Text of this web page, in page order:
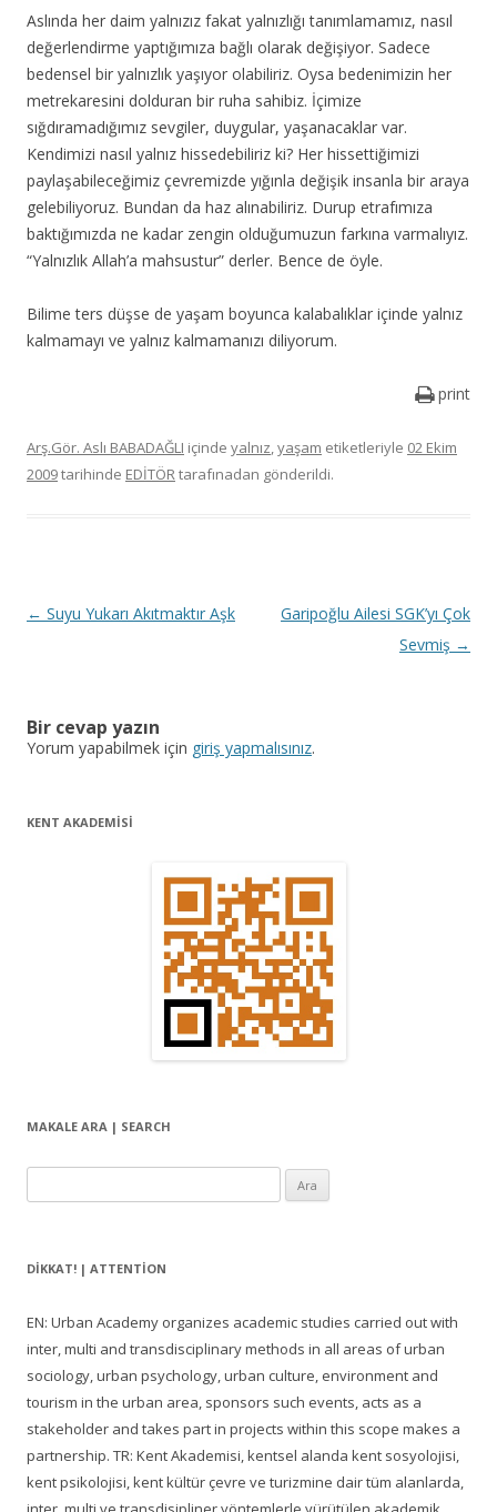
Aslında her daim yalnızız fakat yalnızlığı tanımlamamız, nasıl
değerlendirme yaptığımıza bağlı olarak değişiyor. Sadece
bedensel bir yalnızlık yaşıyor olabiliriz. Oysa bedenimizin her
metrekaresini dolduran bir ruha sahibiz. İçimize
sığdıramadığımız sevgiler, duygular, yaşanacaklar var.
Kendimizi nasıl yalnız hissedebiliriz ki? Her hissettiğimizi
paylaşabileceğimiz çevremizde yığınla değişik insanla bir araya
gelebiliyoruz. Bundan da haz alınabiliriz. Durup etrafımıza
baktığımızda ne kadar zengin olduğumuzun farkına varmalıyız.
“Yalnızlık Allah’a mahsustur” derler. Bence de öyle.
Bilime ters düşse de yaşam boyunca kalabalıklar içinde yalnız
kalmamayı ve yalnız kalmamanızı diliyorum.
print
Arş.Gör. Aslı BABADAĞLI içinde yalnız,yaşam etiketleriyle 02 Ekim
2009tarihinde EDİTÖRtarafınadan gönderildi.
Y
d
a
← Suyu Yukarı Akıtmaktır Aşk
Garipoğlu Ailesi SGK’yı Çok
Sevmiş →
Bir cevap yazın
Yorum yapabilmek için giriş yapmalısınız.
KENT AKADEMİSİ
MAKALE ARA | SEARCH
DIKKAT! | ATTENTION
EN: Urban Academy organizes academic studies carried out with
inter, multi and transdisciplinary methods in all areas of urban
sociology, urban psychology, urban culture, environment and
tourism in the urban area, sponsors such events, acts as a
stakeholder and takes part in projects within this scope makes a
partnership. TR: Kent Akademisi, kentsel alanda kent sosyolojisi,
kent psikolojisi, kent kültür çevre ve turizmine dair tüm alanlarda,